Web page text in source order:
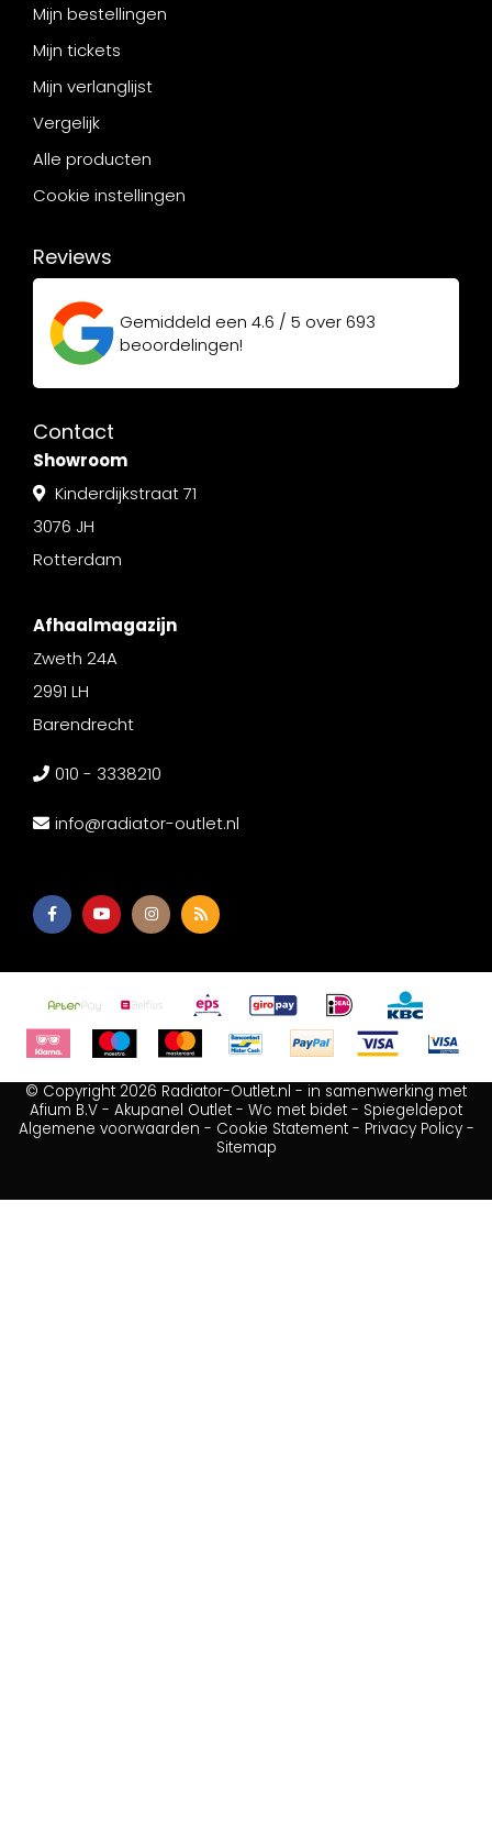
Mijn bestellingen
Mijn tickets
Mijn verlanglijst
Vergelijk
Alle producten
Cookie instellingen
Reviews
Gemiddeld een 4.6 / 5 over693
beoordelingen!
Contact
Showroom
Kinderdijkstraat 71
3076 JH
Rotterdam
Afhaalmagazijn
Zweth 24A
2991 LH
Barendrecht
010 - 3338210
info@radiator-outlet.nl
© Copyright 2026 Radiator-Outlet.nl - in samenwerking met
Afium B.V - Akupanel Outlet - Wc met bidet - Spiegeldepot
Algemene voorwaarden - Cookie Statement- Privacy Policy-
Sitemap